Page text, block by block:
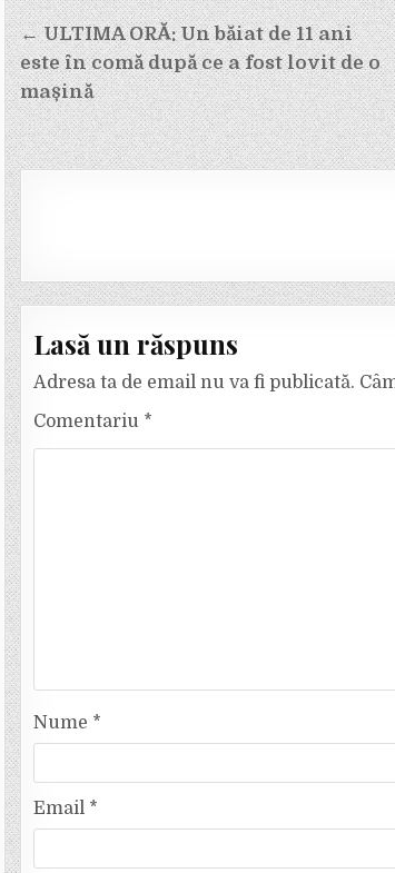
Navigare
în
articole
← ULTIMA ORĂ: Un băiat de 11 ani
este în comă după ce a fost lovit de o
mașină
Lasă un răspuns
Adresa ta de email nu va fi publicată.
Comentariu *
Nume *
Email *